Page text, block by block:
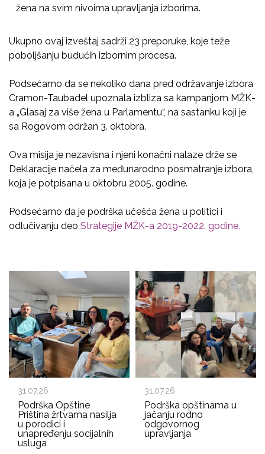
žena na svim nivoima upravljanja izborima.
Ukupno ovaj izveštaj sadrži 23 preporuke, koje teže
poboljšanju budućih izbornim procesa.
Podsećamo da se nekoliko dana pred održavanje izbora
Cramon-Taubadel upoznala izbliza sa kampanjom MŽK-
a „Glasaj za više žena u Parlamentu“, na sastanku koji je
sa Rogovom održan 3. oktobra.
Ova misija je nezavisna i njeni konačni nalaze drže se
Deklaracije načela za međunarodno posmatranje izbora,
koja je potpisana u oktobru 2005. godine.
Podsećamo da je podrška učešća žena u politici i
odlučivanju deo Strategije MŽK-a 2019-2022. godine.
31.07.26
Podrška Opštine
Priština žrtvama nasilja
u porodici i
unapređenju socijalnih
usluga
31.07.26
Podrška opštinama u
jačanju rodno
odgovornog
upravljanja